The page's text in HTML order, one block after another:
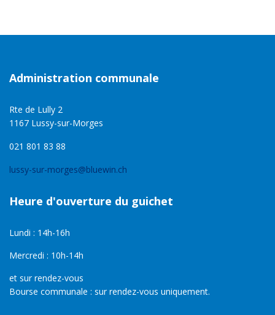
Administration communale
Rte de Lully 2
1167 Lussy-sur-Morges
021 801 83 88
lussy-sur-morges@bluewin.ch
Heure d'ouverture du guichet
Lundi : 14h-16h
Mercredi : 10h-14h
et sur rendez-vous
Bourse communale : sur rendez-vous uniquement.